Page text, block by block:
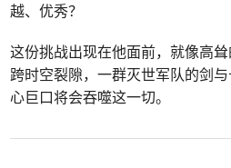
越、优秀？
这份挑战出现在他面前，就像高
跨时空裂隙，一群灭世军队的剑
心巨口将会吞噬这一切。